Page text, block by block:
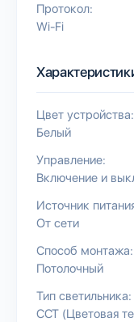
Протокол:
Wi-Fi
Цвет устройства:
Белый
Управление:
Включение и
Источник
От сети
Способ монтажа:
Потолочный
Тип светильника:
CCT (Цветовая